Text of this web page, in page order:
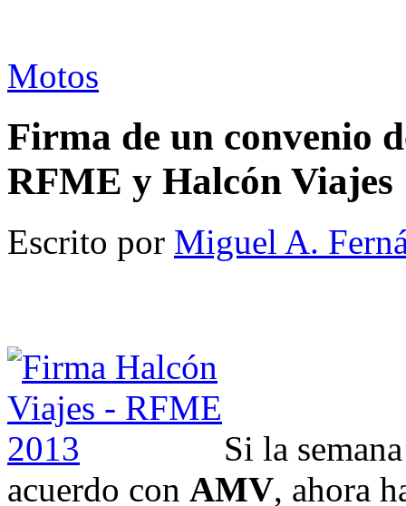
Motos
Firma de un convenio
RFME y Halcón Viajes
Escrito por Miguel A.
Si la
acuerdo con AMV, ahora